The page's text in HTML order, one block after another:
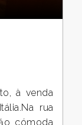
à venda
rua
cómoda